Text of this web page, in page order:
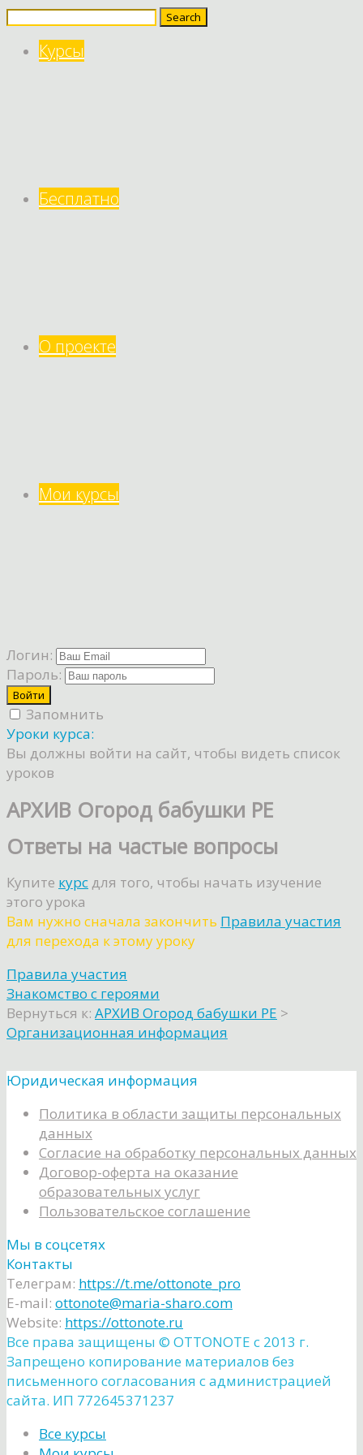
Search
Курсы
Бесплатно
О проекте
Мои курсы
Логин:
Пароль:
Запомнить
Уроки курса:
Вы должны войти на сайт, чтобы видеть список
уроков
АРХИВ Огород бабушки РЕ
Ответы на частые вопросы
Купите курс для того, чтобы начать изучение
этого урока
Вам нужно сначала закончить Правила участия
для перехода к этому уроку
Правила участия
Знакомство с героями
Вернуться к: АРХИВ Огород бабушки РЕ >
Организационная информация
Юридическая информация
Политика в области защиты персональных
данных
Согласие на обработку персональных данных
Договор-оферта на оказание
образовательных услуг
Пользовательское соглашение
Мы в соцсетях
Контакты
Телеграм: https://t.me/ottonote_pro
E-mail: ottonote@maria-sharo.com
Website: https://ottonote.ru
Все права защищены ©️ OTTONOTE с 2013 г.
Запрещено копирование материалов без
письменного согласования с администрацией
сайта. ИП 772645371237
Все курсы